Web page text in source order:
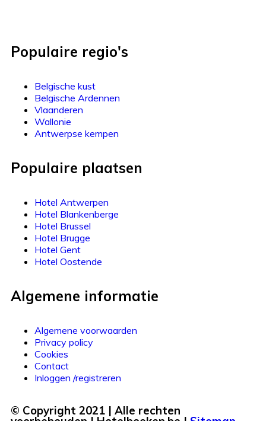
Populaire regio's
Belgische kust
Belgische Ardennen
Vlaanderen
Wallonie
Antwerpse kempen
Populaire plaatsen
Hotel Antwerpen
Hotel Blankenberge
Hotel Brussel
Hotel Brugge
Hotel Gent
Hotel Oostende
Algemene informatie
Algemene voorwaarden
Privacy policy
Cookies
Contact
Inloggen /registreren
© Copyright 2021 | Alle rechten